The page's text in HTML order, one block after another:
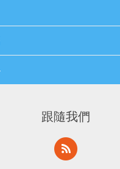
跟隨我們